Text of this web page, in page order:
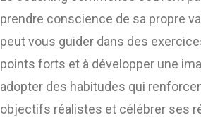
prendre conscience de sa propre
peut vous guider dans des
points forts et à développer une
adopter des habitudes qui
objectifs réalistes et célébrer ses